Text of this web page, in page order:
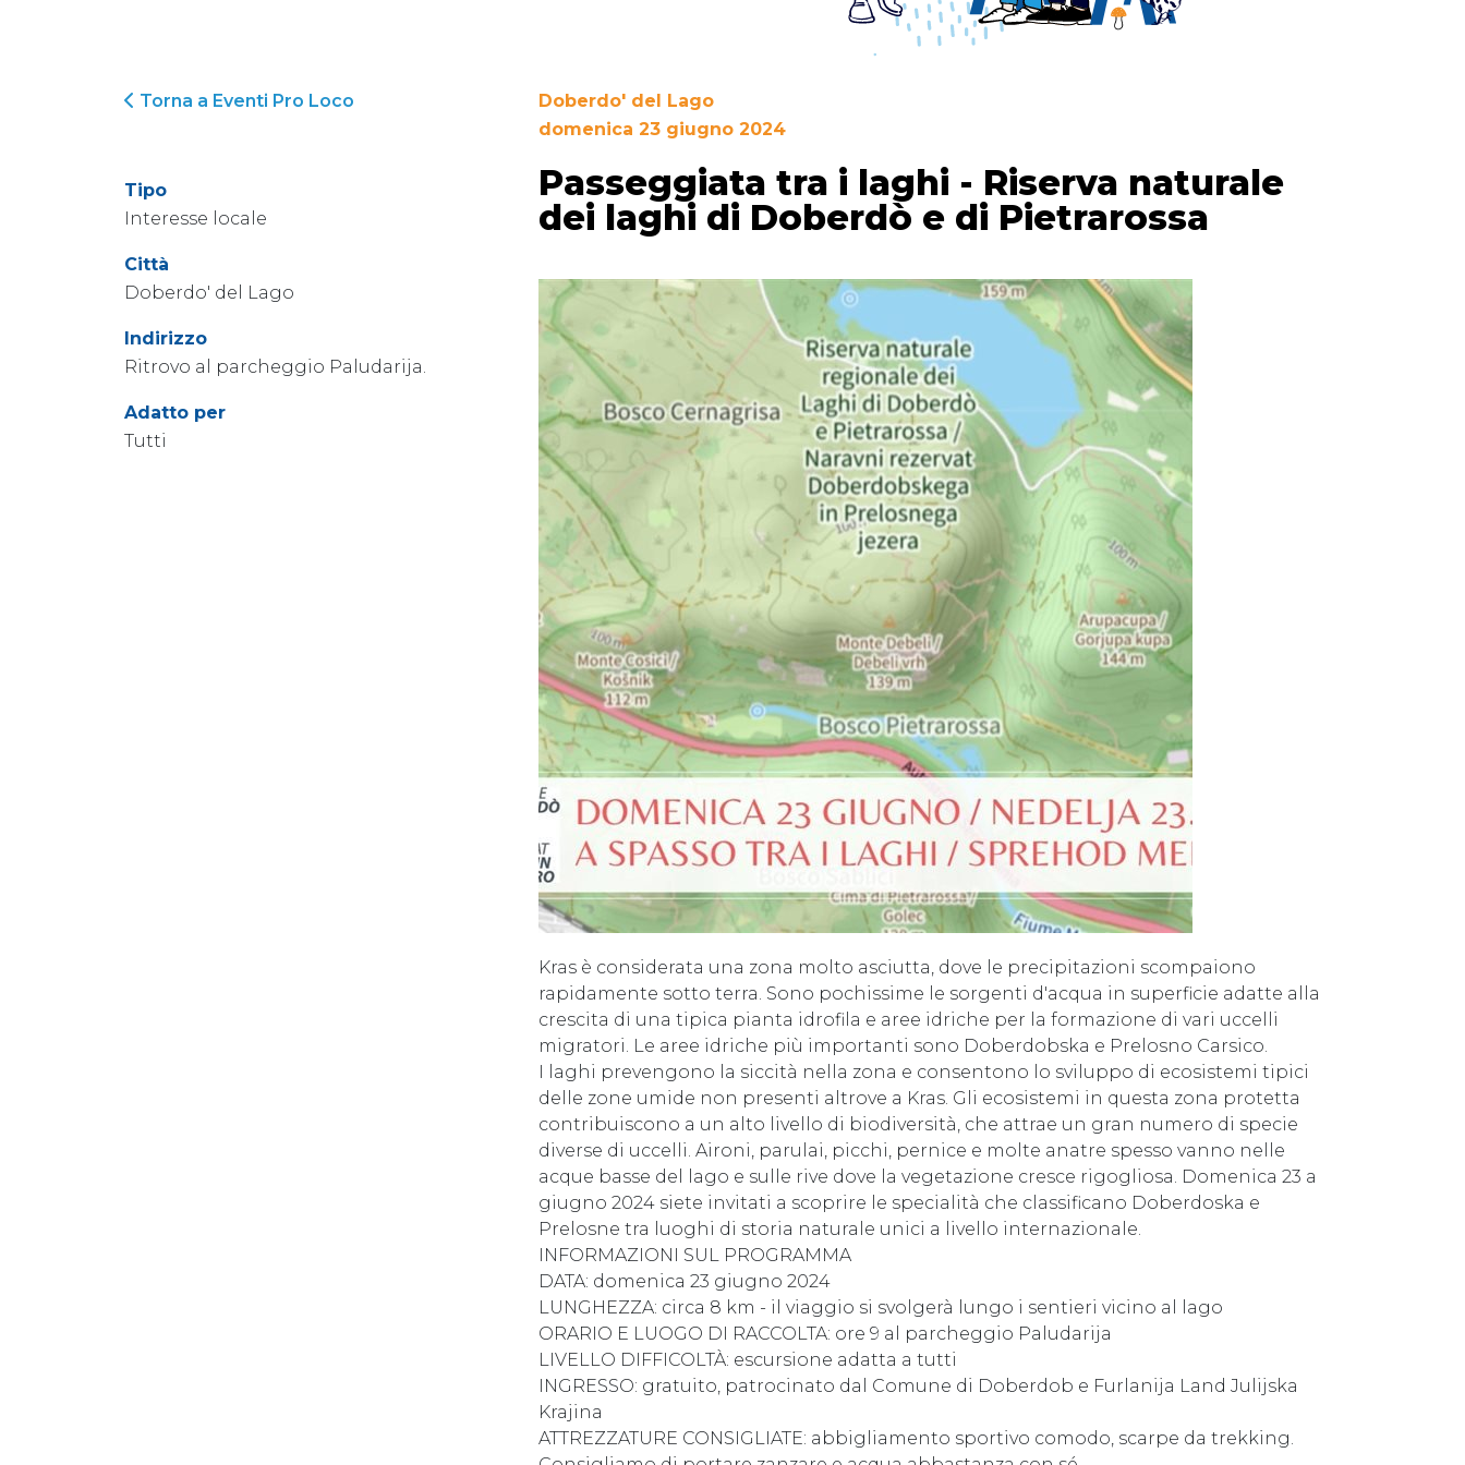
Torna a Eventi Pro Loco
Tipo
Interesse locale
Città
Doberdo' del Lago
Indirizzo
Ritrovo al parcheggio Paludarija.
Adatto per
Tutti
Doberdo' del Lago
domenica 23 giugno 2024
Passeggiata tra i laghi - Riserva naturale
dei laghi di Doberdò e di Pietrarossa
Kras è considerata una zona molto asciutta, dove le precipitazioni scompaiono
rapidamente sotto terra. Sono pochissime le sorgenti d'acqua in superficie adatte alla
crescita di una tipica pianta idrofila e aree idriche per la formazione di vari uccelli
migratori. Le aree idriche più importanti sono Doberdobska e Prelosno Carsico.
I laghi prevengono la siccità nella zona e consentono lo sviluppo di ecosistemi tipici
delle zone umide non presenti altrove a Kras. Gli ecosistemi in questa zona protetta
contribuiscono a un alto livello di biodiversità, che attrae un gran numero di specie
diverse di uccelli. Aironi, parulai, picchi, pernice e molte anatre spesso vanno nelle
acque basse del lago e sulle rive dove la vegetazione cresce rigogliosa. Domenica 23 a
giugno 2024 siete invitati a scoprire le specialità che classificano Doberdoska e
Prelosne tra luoghi di storia naturale unici a livello internazionale.
INFORMAZIONI SUL PROGRAMMA
DATA: domenica 23 giugno 2024
LUNGHEZZA: circa 8 km - il viaggio si svolgerà lungo i sentieri vicino al lago
ORARIO E LUOGO DI RACCOLTA: ore 9 al parcheggio Paludarija
LIVELLO DIFFICOLTÀ: escursione adatta a tutti
INGRESSO: gratuito, patrocinato dal Comune di Doberdob e Furlanija Land Julijska
Krajina
ATTREZZATURE CONSIGLIATE: abbigliamento sportivo comodo, scarpe da trekking.